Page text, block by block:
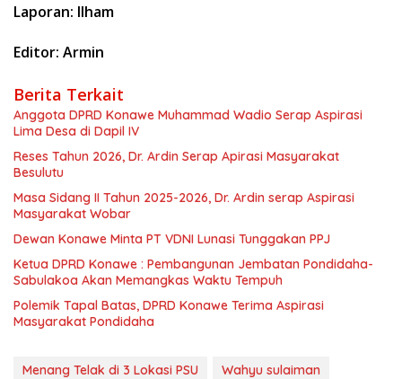
Laporan: Ilham
Editor: Armin
Berita Terkait
Anggota DPRD Konawe Muhammad Wadio Serap Aspirasi
Lima Desa di Dapil IV
Reses Tahun 2026, Dr. Ardin Serap Apirasi Masyarakat
Besulutu
Masa Sidang II Tahun 2025-2026, Dr. Ardin serap Aspirasi
Masyarakat Wobar
Dewan Konawe Minta PT VDNI Lunasi Tunggakan PPJ
Ketua DPRD Konawe : Pembangunan Jembatan Pondidaha-
Sabulakoa Akan Memangkas Waktu Tempuh
Polemik Tapal Batas, DPRD Konawe Terima Aspirasi
Masyarakat Pondidaha
Menang Telak di 3 Lokasi PSU
Wahyu sulaiman